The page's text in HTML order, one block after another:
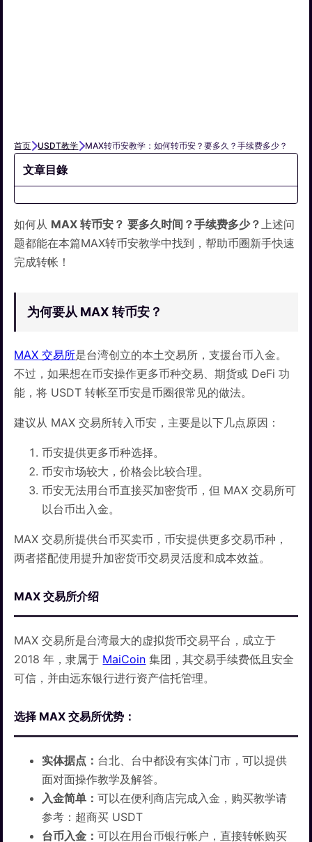
首页 USDT教学 MAX转币安教学：如何转币安？要多久？手续费多少？
文章目錄
如何从 MAX 转币安？ 要多久时间？手续费多少？ 上述问
题都能在本篇MAX转币安教学中找到，帮助币圈新手快速
完成转帐！
为何要从 MAX 转币安？
MAX 交易所是台湾创立的本土交易所，支援台币入金。
不过，如果想在币安操作更多币种交易、期货或 DeFi 功
能，将 USDT 转帐至币安是币圈很常见的做法。
建议从 MAX 交易所转入币安，主要是以下几点原因：
币安提供更多币种选择。
币安市场较大，价格会比较合理。
币安无法用台币直接买加密货币，但 MAX 交易所可
以台币出入金。
MAX 交易所提供台币买卖币，币安提供更多交易币种，
两者搭配使用提升加密货币交易灵活度和成本效益。
MAX 交易所介绍
MAX 交易所是台湾最大的虚拟货币交易平台，成立于
2018 年，隶属于 MaiCoin 集团，其交易手续费低且安全
可信，并由远东银行进行资产信托管理。
选择 MAX 交易所优势：
实体据点： 台北、台中都设有实体门市，可以提供
面对面操作教学及解答。
入金简单：可以在便利商店完成入金，购买教学请
参考：超商买 USDT
台币入金：可以在用台币银行帐户，直接转帐购买